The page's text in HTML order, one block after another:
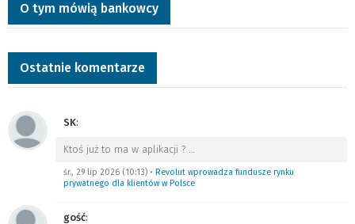
O tym mówią bankowcy
Ostatnie komentarze
SK:
Ktoś już to ma w aplikacji ? …
śr., 29 lip 2026 (10:13) • Revolut wprowadza fundusze rynku
prywatnego dla klientów w Polsce
gość: